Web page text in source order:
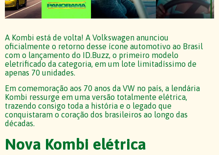
A Kombi está de volta! A Volkswagen anunciou
oficialmente o retorno desse ícone automotivo ao Brasil
com o lançamento do ID.Buzz, o primeiro modelo
eletrificado da categoria, em um lote limitadíssimo de
apenas 70 unidades.
Em comemoração aos 70 anos da VW no país, a lendária
Kombi ressurge em uma versão totalmente elétrica,
trazendo consigo toda a história e o legado que
conquistaram o coração dos brasileiros ao longo das
décadas.
Nova Kombi elétrica